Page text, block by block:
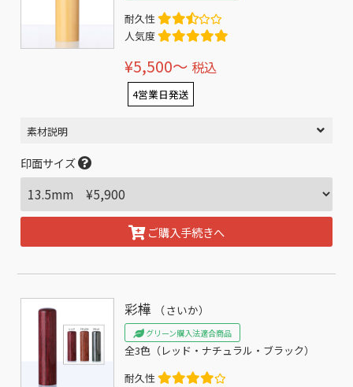
耐久性
人気度
¥5,500〜 税込
4営業日発送
素材説明
印面サイズ
ご購入手続きへ
彩樺 （さいか）
グリーン購入法適合商品
全3色（レッド・ナチュラル・ブラック）
耐久性